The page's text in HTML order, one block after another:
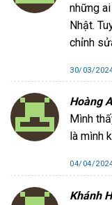
những
Nhật.
chỉnh
30/03/
Hoàng
Mình
là mình
04/04/
Khánh